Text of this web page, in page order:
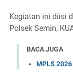
Kegiatan ini diisi
Polsek Semin,
BACA JUGA
MPLS 2026